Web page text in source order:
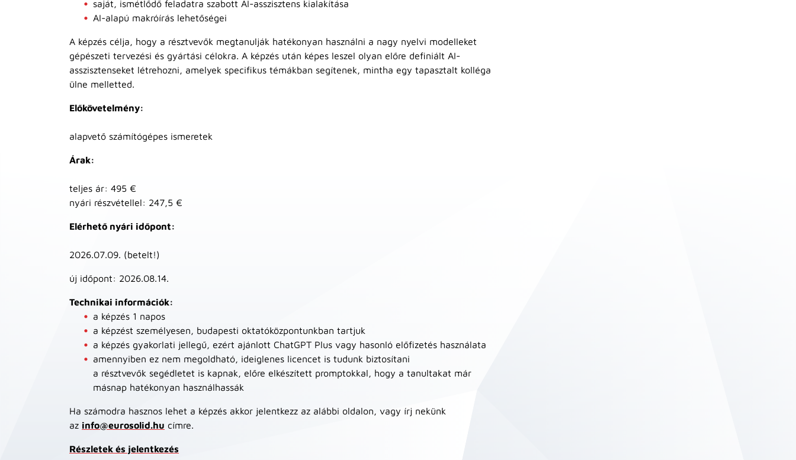
saját, ismétlődő feladatra szabott AI-asszisztens kialakítása
AI-alapú makróírás lehetőségei
A képzés célja, hogy a résztvevők megtanulják hatékonyan használni a nagy nyelvi modelleket
gépészeti tervezési és gyártási célokra. A képzés után képes leszel olyan előre definiált AI-
asszisztenseket létrehozni, amelyek specifikus témákban segítenek, mintha egy tapasztalt kolléga
ülne melletted.
Előkövetelmény:
alapvető számítógépes ismeretek
Árak:
teljes ár: 495 €
nyári részvétellel: 247,5 €
Elérhető nyári időpont:
2026.07.09. (betelt!)
új időpont: 2026.08.14.
Technikai információk:
a képzés 1 napos
a képzést személyesen, budapesti oktatóközpontunkban tartjuk
a képzés gyakorlati jellegű, ezért ajánlott ChatGPT Plus vagy hasonló előfizetés használata
amennyiben ez nem megoldható, ideiglenes licencet is tudunk biztosítani
a résztvevők segédletet is kapnak, előre elkészített promptokkal, hogy a tanultakat már
másnap hatékonyan használhassák
Ha számodra hasznos lehet a képzés akkor jelentkezz az alábbi oldalon, vagy írj nekünk
az info@eurosolid.hu címre.
Részletek és jelentkezés